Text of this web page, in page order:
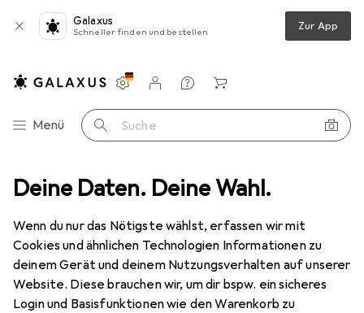
Deine Daten. Deine Wahl.
Wenn du nur das Nötigste wählst, erfassen wir mit
Cookies und ähnlichen Technologien Informationen zu
deinem Gerät und deinem Nutzungsverhalten auf unserer
Website. Diese brauchen wir, um dir bspw. ein sicheres
Login und Basisfunktionen wie den Warenkorb zu
Galaxus
Schneller finden und bestellen Zur App
Navigation nach Kategorien
Menü Suche
Einstellungen
Kundenkonto
Vergleichslisten
Merklisten
Warenkorb